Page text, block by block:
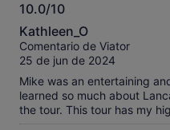
10.0/10
10.0
sobre
10
Kathleen_O
Comentario de Viator
25 de jun de 2024
Mike was an entertaining
learned so much about
the tour. This tour has my